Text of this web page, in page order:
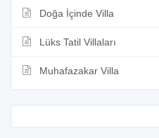
Doğa İçinde Villa
Lüks Tatil Villaları
Muhafazakar Villa